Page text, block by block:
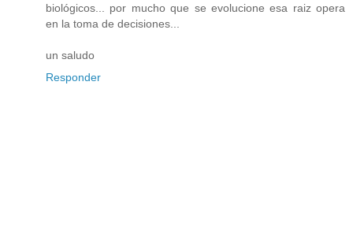
biológicos... por mucho que se evolucione esa raiz opera
en la toma de decisiones...
un saludo
Responder